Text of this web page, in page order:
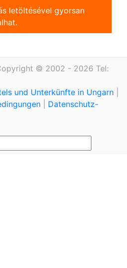
letöltésével gyorsan
© 2002 - 2026 Tel:
und Unterkünfte in Ungarn
Datenschutz-